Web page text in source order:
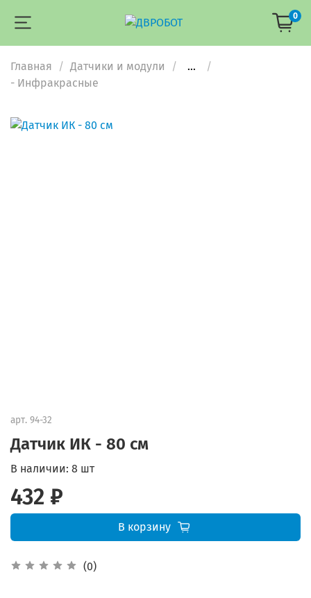
0
Главная Датчики и модули
...
- Инфракрасные
арт. 94-32
Датчик ИК - 80 см
(0)
В наличии: 8 шт
432 ₽
В корзину